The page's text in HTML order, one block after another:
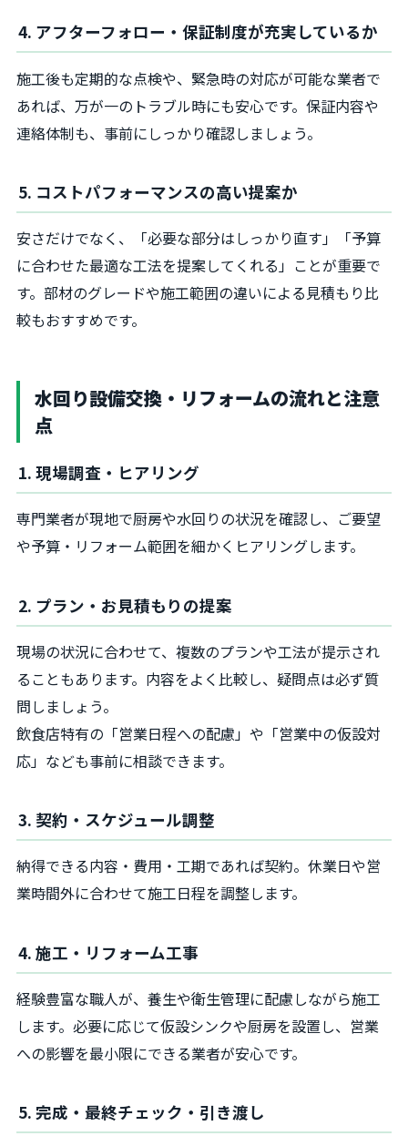
4. アフターフォロー・保証制度が充実しているか
施工後も定期的な点検や、緊急時の対応が可能な業者で
あれば、万が一のトラブル時にも安心です。保証内容や
連絡体制も、事前にしっかり確認しましょう。
5. コストパフォーマンスの高い提案か
安さだけでなく、「必要な部分はしっかり直す」「予算
に合わせた最適な工法を提案してくれる」ことが重要で
す。部材のグレードや施工範囲の違いによる見積もり比
較もおすすめです。
水回り設備交換・リフォームの流れと注意
点
1. 現場調査・ヒアリング
専門業者が現地で厨房や水回りの状況を確認し、ご要望
や予算・リフォーム範囲を細かくヒアリングします。
2. プラン・お見積もりの提案
現場の状況に合わせて、複数のプランや工法が提示され
ることもあります。内容をよく比較し、疑問点は必ず質
問しましょう。
飲食店特有の「営業日程への配慮」や「営業中の仮設対
応」なども事前に相談できます。
3. 契約・スケジュール調整
納得できる内容・費用・工期であれば契約。休業日や営
業時間外に合わせて施工日程を調整します。
4. 施工・リフォーム工事
経験豊富な職人が、養生や衛生管理に配慮しながら施工
します。必要に応じて仮設シンクや厨房を設置し、営業
への影響を最小限にできる業者が安心です。
5. 完成・最終チェック・引き渡し